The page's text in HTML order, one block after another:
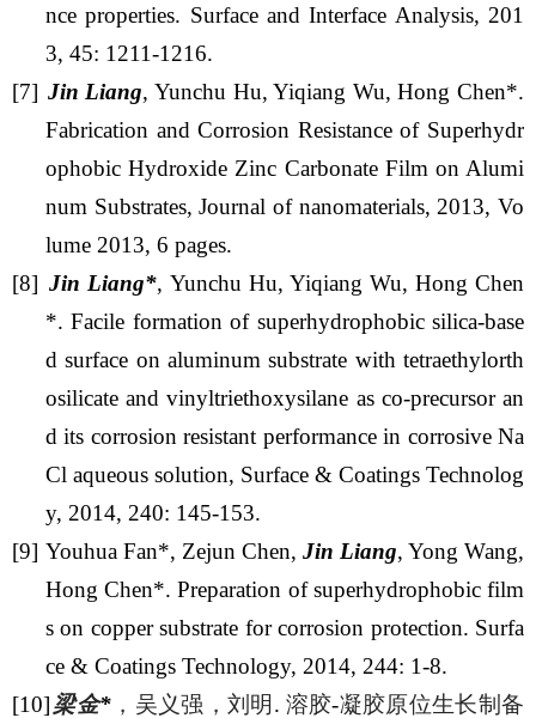
nce properties. Surface and Interface Analysis, 201
3, 45: 1211-1216.
[7] Jin Liang, Yunchu Hu, Yiqiang Wu, Hong Chen*.
Fabrication and Corrosion Resistance of Superhydr
ophobic Hydroxide Zinc Carbonate Film on Alumi
num Substrates, Journal of nanomaterials, 2013, Vo
lume 2013, 6 pages.
[8] Jin Liang*, Yunchu Hu, Yiqiang Wu, Hong Chen
*.Facile formation of superhydrophobic silica-base
d surface on aluminum substrate with tetraethylorth
osilicate and vinyltriethoxysilane as co-precursor an
d its corrosion resistant performance in corrosive Na
Cl aqueous solution, Surface & Coatings Technolog
y, 2014, 240: 145-153.
[9] Youhua Fan*, Zejun Chen, Jin Liang, Yong Wang,
Hong Chen*. Preparation of superhydrophobic film
s on copper substrate for corrosion protection. Surfa
ce & Coatings Technology, 2014, 244: 1-8.
[10]梁金*，吴义强，刘明 . 溶胶-凝胶原位生长制备